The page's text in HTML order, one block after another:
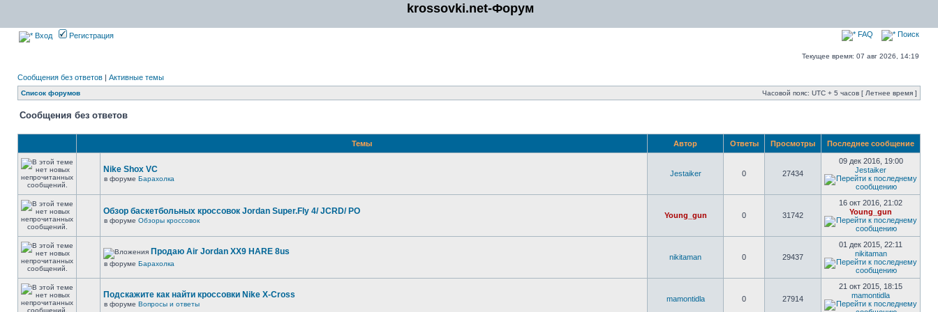
krossovki.net-Форум
Вход Регистрация FAQ Поиск
Текущее время: 07 авг 2026, 14:19
Сообщения без ответов | Активные темы
Список форумов Часовой пояс: UTC + 5 часов [ Летнее время ]
Сообщения без ответов
Темы Автор Ответы Просмотры Последнее сообщение
Nike Shox VC
в форуме Барахолка
Jestaiker 0 27434
09 дек 2016, 19:00
Jestaiker
Обзор баскетбольных кроссовок Jordan Super.Fly 4/ JCRD/ PO
в форуме Обзоры кроссовок
Young_gun 0 31742
16 окт 2016, 21:02
Young_gun
Продаю Air Jordan XX9 HARE 8us
в форуме Барахолка
nikitaman 0 29437
01 дек 2015, 22:11
nikitaman
Подскажите как найти кроссовки Nike X-Cross
в форуме Вопросы и ответы
mamontidla 0 27914
21 окт 2015, 18:15
mamontidla